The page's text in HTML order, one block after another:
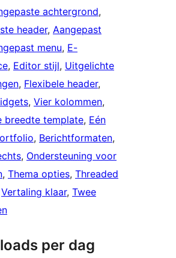
achtergrond
header, Aangepast
menu, E-
, Editor stijl, Uitgelichte
, Flexibele header
, Vier kolommen
breedte template, Eén
, Berichtformaten
, Ondersteuning voor
, Thema opties, Threaded
Vertaling klaar, Twee
per dag